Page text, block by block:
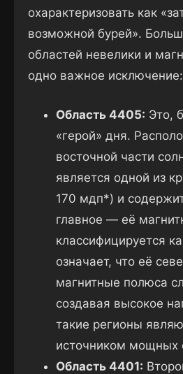
охарактеризовать как
возможной бурей».
областей невелики и
одно важное исключение:
Область 4405: Это,
«герой» дня.
восточной части
является одной из
170 мдп*) и
главное — её
классифицируется
означает, что её
магнитные полюса
создавая высокое
такие регионы
источником мощных
Область 4401: